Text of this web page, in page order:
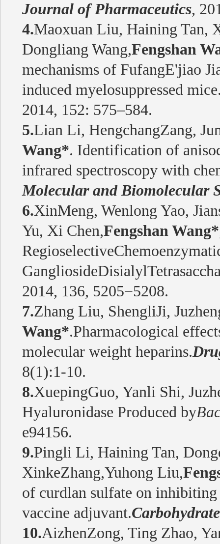
Journal of Pharmaceutics,
4.Maoxuan Liu, Haining Tan,
Dongliang Wang,Fengshan
mechanisms of FufangE'jiao
induced myelosuppressed
2014, 152: 575–584.
5.Lian Li, HengchangZang,
Wang*. Identification of
infrared spectroscopy with
Molecular and Biomolecular
6.XinMeng, Wenlong Yao,
Yu, Xi Chen,Fengshan Wang*
2014, 136, 5205−5208.
7.Zhang Liu, ShengliJi,
Wang*.Pharmacological
molecular weight heparins.
8(1):1-10.
8.XuepingGuo, Yanli Shi,
Hyaluronidase Produced by
e94156.
9.Pingli Li, Haining Tan,
XinkeZhang,Yuhong Liu,
of curdlan sulfate on
vaccine adjuvant.
10.AizhenZong, Ting Zhao,